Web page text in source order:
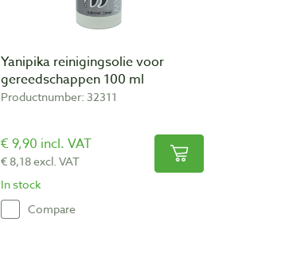
Yanipika reinigingsolie voor
gereedschappen 100 ml
Productnumber: 32311
€ 9,90 incl. VAT
€ 8,18 excl. VAT
In stock
Compare